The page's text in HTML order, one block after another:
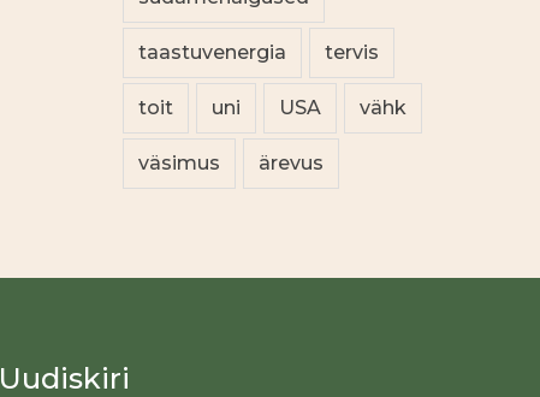
taastuvenergia tervis
toit uni USA vähk
väsimus ärevus
Uudiskiri